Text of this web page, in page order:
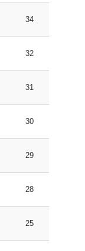
34
32
31
30
29
28
25